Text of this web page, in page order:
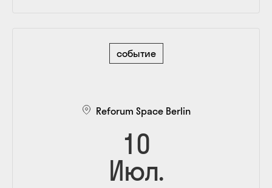
событие
Reforum Space Berlin
10
Июл.